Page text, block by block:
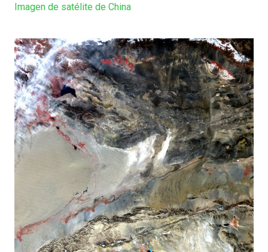
Imagen de satélite de China